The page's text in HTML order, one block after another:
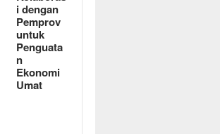
i dengan
Pemprov
untuk
Penguata
n
Ekonomi
Umat